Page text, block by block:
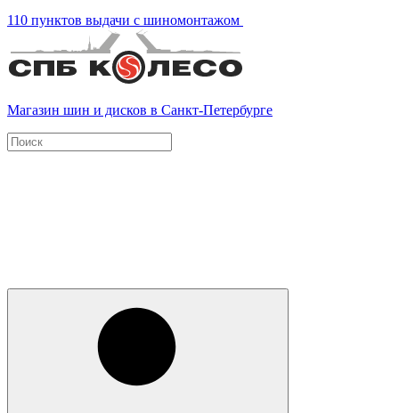
110 пунктов выдачи с шиномонтажом
Магазин шин и дисков в Санкт-Петербурге